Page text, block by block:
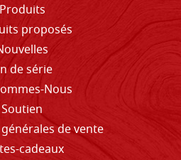
Produits
proposés
de série
Nous
Soutien
de vente
cadeaux